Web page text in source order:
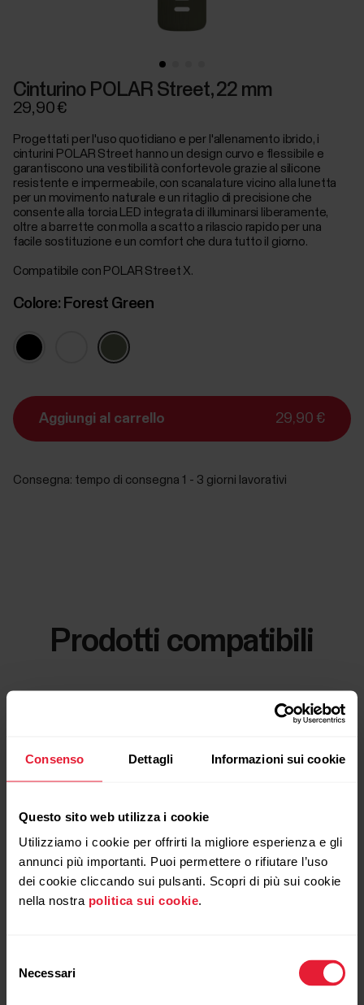
Consenso Dettagli Informazioni sui cookie
Questo sito web utilizza i cookie
Utilizziamo i cookie per offrirti la migliore esperienza e gli
annunci più importanti. Puoi permettere o rifiutare l’uso
dei cookie cliccando sui pulsanti. Scopri di più sui cookie
nella nostra politica sui cookie.
delNecessari
Cinturino POLAR Street, 22 mm
29,90 €
Progettati per l'uso quotidiano e per l'allenamento ibrido, i
cinturini POLAR Street hanno un design curvo e flessibile e
garantiscono una vestibilità confortevole grazie al silicone
resistente e impermeabile, con scanalature vicino alla lunetta
per un movimento naturale e un ritaglio di precisione che
consente alla torcia LED integrata di illuminarsi liberamente,
oltre a barrette con molla a scatto a rilascio rapido per una
facile sostituzione e un comfort che dura tutto il giorno.
Compatibile con POLAR Street X.
Colore: Forest Green
Aggiungi al carrello 29,90 €
Consegna: tempo di consegna 1 - 3 giorni lavorativi
Prodotti compatibili